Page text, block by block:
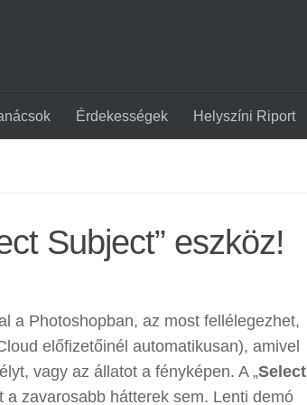
Érdekességek Helyszíni Riport
Subject” eszköz!
a Photoshopban, az most fellélegezhet,
előfizetőinél automatikusan), amivel
vagy az állatot a fényképen. A „Select
zavarosabb hátterek sem. Lenti demó